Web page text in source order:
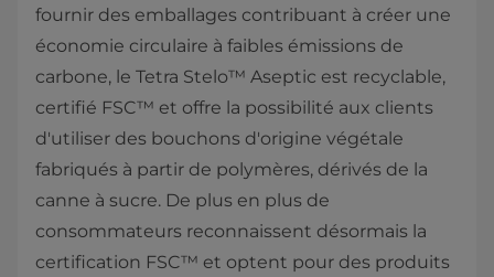
fournir des emballages contribuant à créer une
économie circulaire à faibles émissions de
carbone, le Tetra Stelo™ Aseptic est recyclable,
certifié FSC™ et offre la possibilité aux clients
d'utiliser des bouchons d'origine végétale
fabriqués à partir de polymères, dérivés de la
canne à sucre. De plus en plus de
consommateurs reconnaissent désormais la
certification FSC™ et optent pour des produits